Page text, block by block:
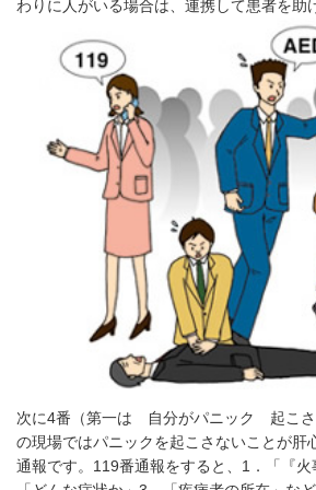
わりに人がいる場合は、連携して患者を助
次に4番（第一は 自分がパニック 起こさ
の現場ではパニックを起こさないことが肝
通報です。119番通報をすると、1．「『火